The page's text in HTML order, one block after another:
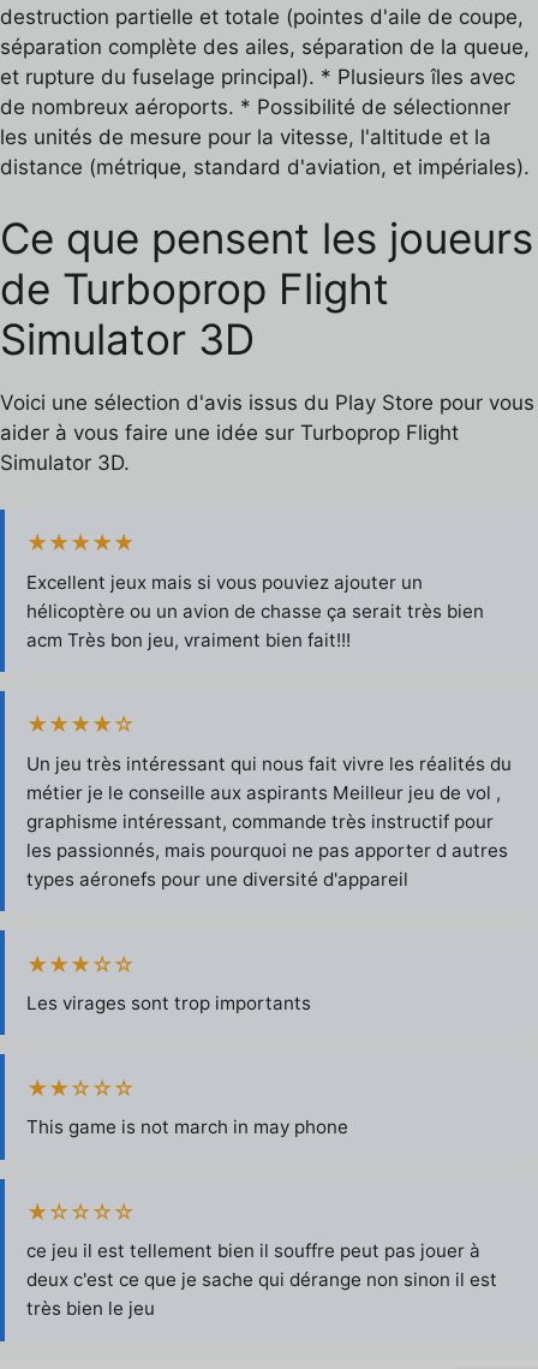
destruction partielle et totale (pointes d'aile de coupe,
séparation complète des ailes, séparation de la queue,
et rupture du fuselage principal). * Plusieurs îles avec
de nombreux aéroports. * Possibilité de sélectionner
les unités de mesure pour la vitesse, l'altitude et la
distance (métrique, standard d'aviation, et impériales).
Ce que pensent les joueurs
de Turboprop Flight
Simulator 3D
Voici une sélection d'avis issus du Play Store pour vous
aider à vous faire une idée sur Turboprop Flight
Simulator 3D.
★★★★★
Excellent jeux mais si vous pouviez ajouter un
hélicoptère ou un avion de chasse ça serait très bien
acm Très bon jeu, vraiment bien fait!!!
★★★★☆
Un jeu très intéressant qui nous fait vivre les réalités du
métier je le conseille aux aspirants Meilleur jeu de vol ,
graphisme intéressant, commande très instructif pour
les passionnés, mais pourquoi ne pas apporter d autres
types aéronefs pour une diversité d'appareil
★★★☆☆
Les virages sont trop importants
★★☆☆☆
This game is not march in may phone
★☆☆☆☆
ce jeu il est tellement bien il souffre peut pas jouer à
deux c'est ce que je sache qui dérange non sinon il est
très bien le jeu